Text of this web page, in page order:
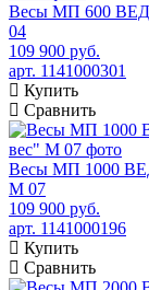
Весы МП 600
04
109 900 руб.
арт. 1141000301
Купить
Сравнить
Весы МП 1000
М 07
109 900 руб.
арт. 1141000196
Купить
Сравнить